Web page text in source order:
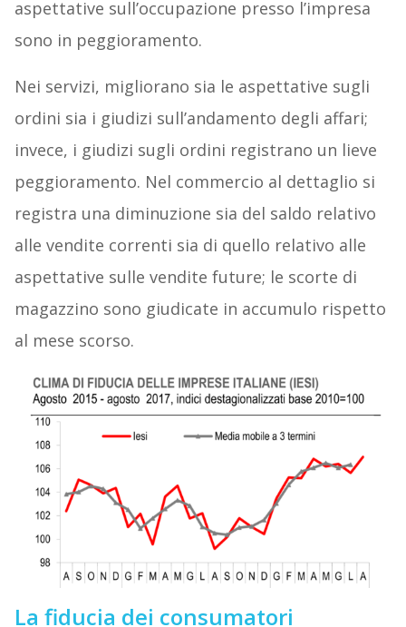
aspettative sull’occupazione presso l’impresa
sono in peggioramento.
Nei servizi, migliorano sia le aspettative sugli
ordini sia i giudizi sull’andamento degli affari;
invece, i giudizi sugli ordini registrano un lieve
peggioramento. Nel commercio al dettaglio si
registra una diminuzione sia del saldo relativo
alle vendite correnti sia di quello relativo alle
aspettative sulle vendite future; le scorte di
magazzino sono giudicate in accumulo rispetto
al mese scorso.
La fiducia dei consumatori